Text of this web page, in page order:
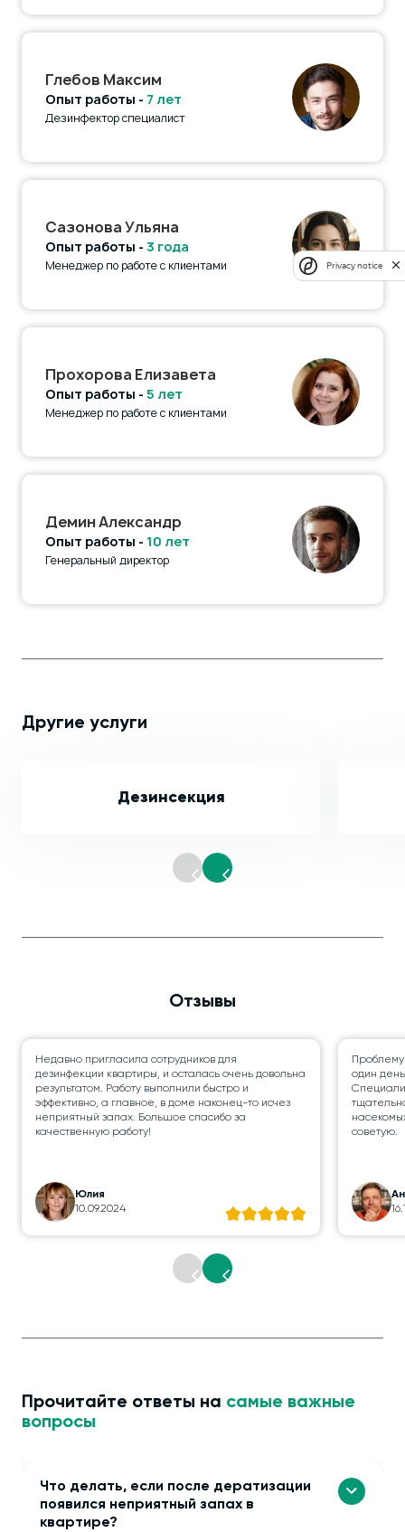
Глебов Максим
Опыт работы - 7 лет
Дезинфектор специалист
Сазонова Ульяна
Опыт работы - 3 года
Менеджер по работе с клиентами
Прохорова Елизавета
Опыт работы - 5 лет
Менеджер по работе с клиентами
Демин Александр
Опыт работы - 10 лет
Генеральный директор
Другие услуги
Дезинсекция
Отзывы
Недавно пригласила сотрудников для
дезинфекции квартиры, и осталась очень довольна
результатом. Работу выполнили быстро и
эффективно, а главное, в доме наконец-то исчез
неприятный запах. Большое спасибо за
качественную работу!
Юлия
10.09.2024
один
советую.
Прочитайте ответы на самые важные
вопросы
Что делать, если после дератизации
появился неприятный запах в
квартире?
Privacy notice